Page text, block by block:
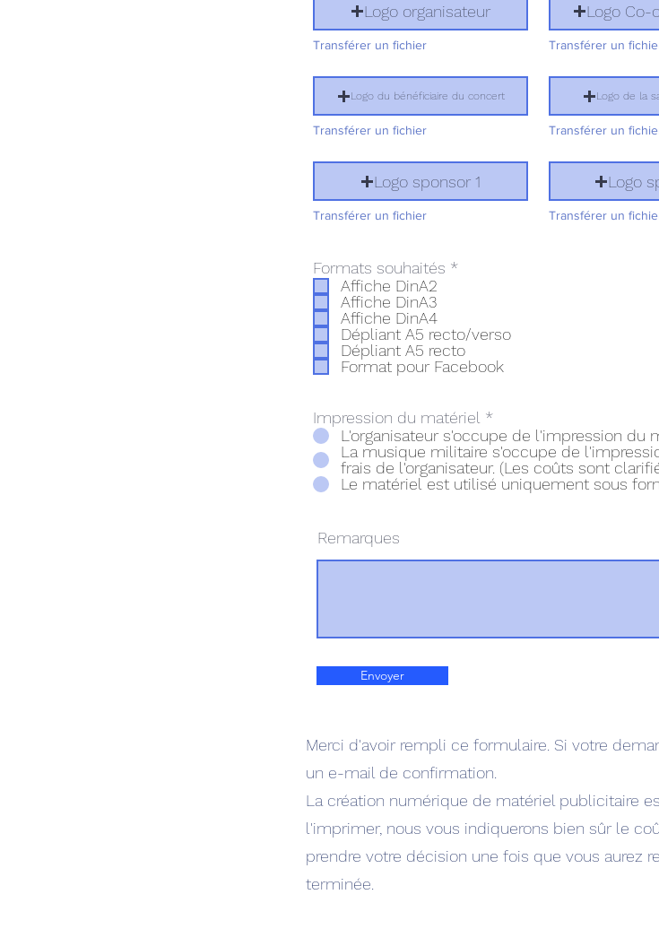
Logo organisateur
Transférer un fichier
Logo Co-
Transférer un
Logo du bénéficiaire du concert
Transférer un fichier
Logo de la
Transférer un
Logo sponsor 1
Transférer un fichier
Logo
Transférer un
Formats souhaités *O
g
a
t
r
e
Affiche DinA2
Affiche DinA3
Affiche DinA4
Dépliant A5 recto/verso
Dépliant A5 recto
Format pour Facebook
Impression du matériel *
L'organisateur s'occupe de l'impression du
La musique militaire s'occupe de
frais de l'organisateur. (Les coûts sont
Le matériel est utilisé uniquement sous
Remarques
Envoyer
Merci d'avoir rempli ce formulaire. Si votre
un e-mail de confirmation.
La création numérique de matériel publicitaire
l'imprimer, nous vous indiquerons bien sûr le
prendre votre décision une fois que vous aurez
terminée.